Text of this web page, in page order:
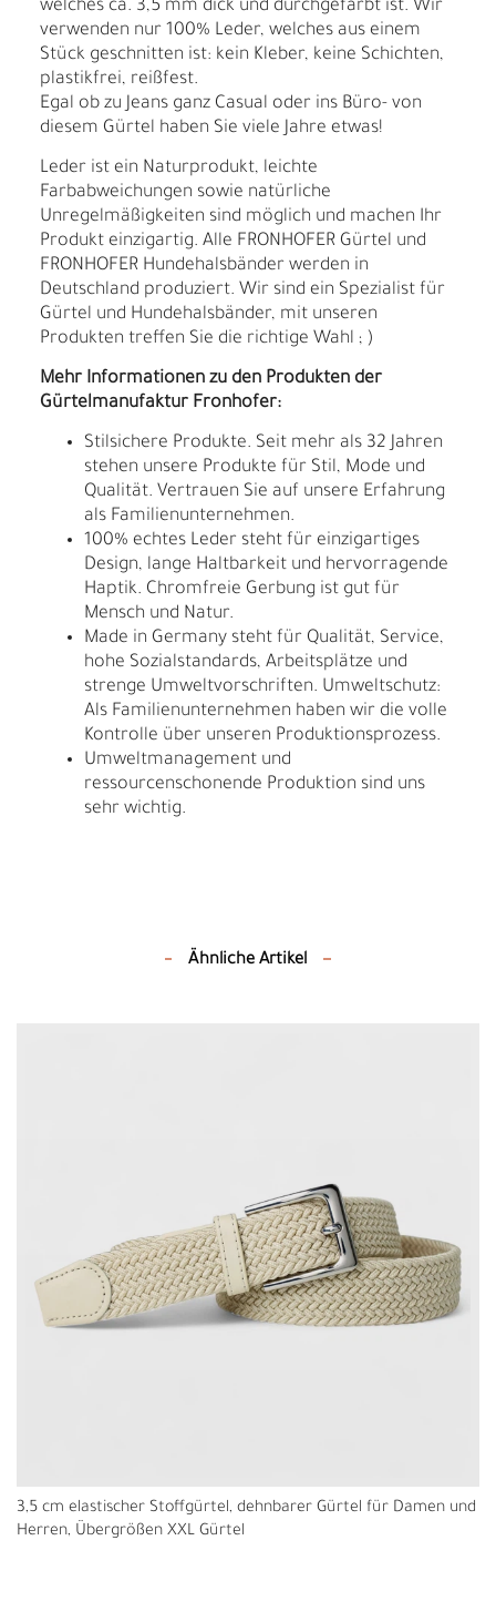
welches ca. 3,5 mm dick und durchgefärbt ist. Wir
verwenden nur 100% Leder, welches aus einem
Stück geschnitten ist: kein Kleber, keine Schichten,
plastikfrei, reißfest.
Egal ob zu Jeans ganz Casual oder ins Büro- von
diesem Gürtel haben Sie viele Jahre etwas!
Leder ist ein Naturprodukt, leichte
Farbabweichungen sowie natürliche
Unregelmäßigkeiten sind möglich und machen Ihr
Produkt einzigartig. Alle FRONHOFER Gürtel und
FRONHOFER Hundehalsbänder werden in
Deutschland produziert. Wir sind ein Spezialist für
Gürtel und Hundehalsbänder, mit unseren
Produkten treffen Sie die richtige Wahl ; )
Mehr Informationen zu den Produkten der
Gürtelmanufaktur Fronhofer:
Stilsichere Produkte. Seit mehr als 32 Jahren
stehen unsere Produkte für Stil, Mode und
Qualität. Vertrauen Sie auf unsere Erfahrung
als Familienunternehmen.
100% echtes Leder steht für einzigartiges
Design, lange Haltbarkeit und hervorragende
Haptik. Chromfreie Gerbung ist gut für
Mensch und Natur.
Made in Germany steht für Qualität, Service,
hohe Sozialstandards, Arbeitsplätze und
strenge Umweltvorschriften. Umweltschutz:
Als Familienunternehmen haben wir die volle
Kontrolle über unseren Produktionsprozess.
Umweltmanagement und
ressourcenschonende Produktion sind uns
sehr wichtig.
Ähnliche Artikel
3,5 cm elastischer Stoffgürtel, dehnbarer Gürtel für Damen und
Herren, Übergrößen XXL Gürtel